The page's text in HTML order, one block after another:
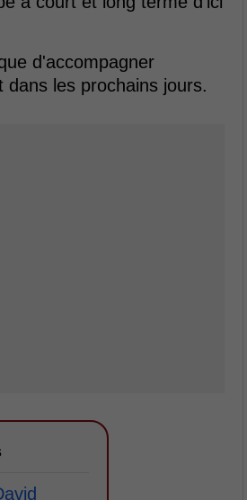
d'accompagner
dans les prochains jours.